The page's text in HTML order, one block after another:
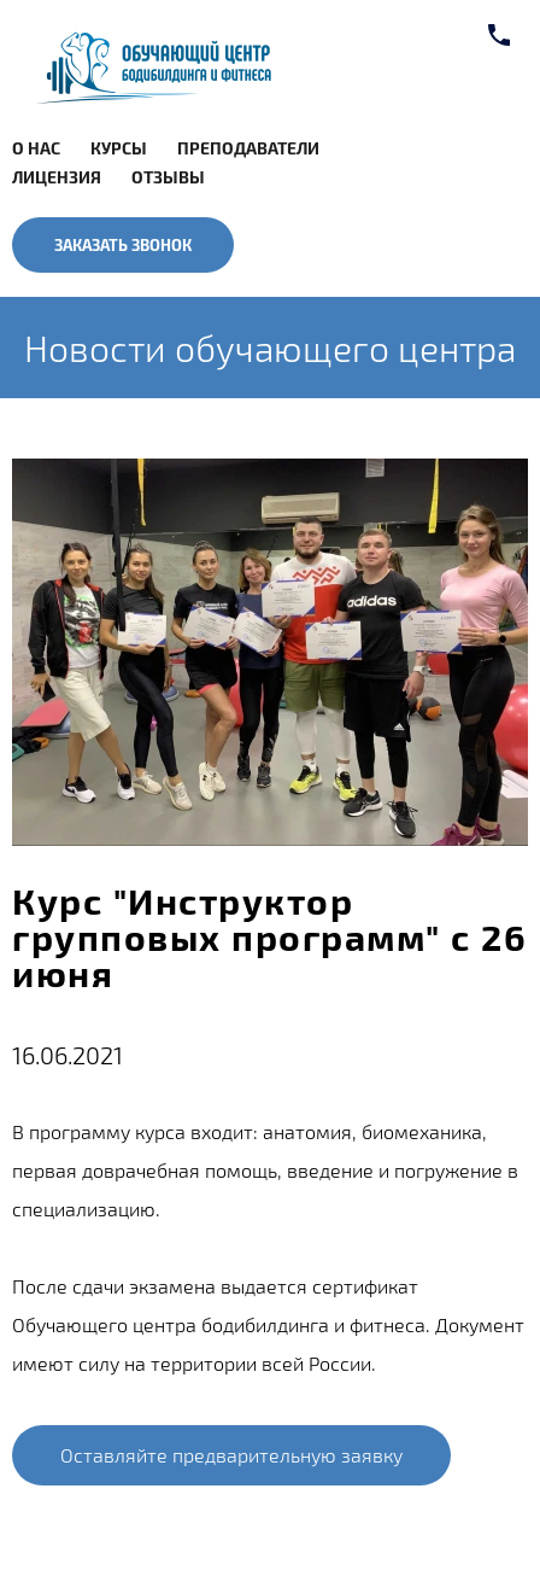
О НАС КУРСЫ
ПРЕПОДАВАТЕЛИ
ЛИЦЕНЗИЯ
ОТЗЫВЫ
ЗАКАЗАТЬ ЗВОНОК
Новости обучающего центра
Курс "Инструктор
групповых программ" с 26
июня
16.06.2021
В программу курса входит: анатомия, биомеханика,
первая доврачебная помощь, введение и погружение в
специализацию.
После сдачи экзамена выдается сертификат
Обучающего центра бодибилдинга и фитнеса. Документ
имеют силу на территории всей России.
Оставляйте предварительную заявку